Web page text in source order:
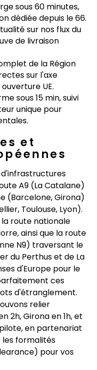
sous 60 minutes,
dédiée depuis le 66.
sur nos flux du
de livraison
de la Région
sur l'axe
UE.
sous 15 min, suivi
unique pour
et
A9 (La Catalane)
(Barcelone, Girona)
Toulouse, Lyon).
route nationale
ainsi que la route
N9) traversant le
du Perthus et de La
d'Europe pour le
ces
d'étranglement.
relier
2h, Girona en 1h, et
en partenariat
les formalités
pour vos